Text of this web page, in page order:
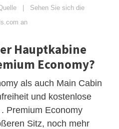
| Sehen Sie sich die
an
Hauptkabine
Economy?
als auch Main Cabin
und kostenlose
Premium Economy
Sitz, noch mehr